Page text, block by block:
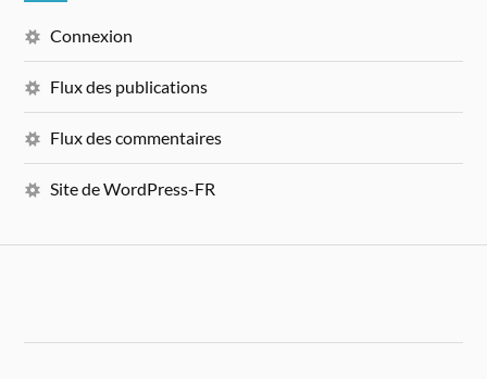
Connexion
Flux des publications
Flux des commentaires
Site de WordPress-FR